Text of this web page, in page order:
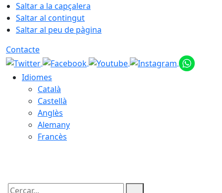
Saltar a la capçalera
Saltar al contingut
Saltar al peu de pàgina
Contacte
Idiomes
Català
Castellà
Anglès
Alemany
Francès